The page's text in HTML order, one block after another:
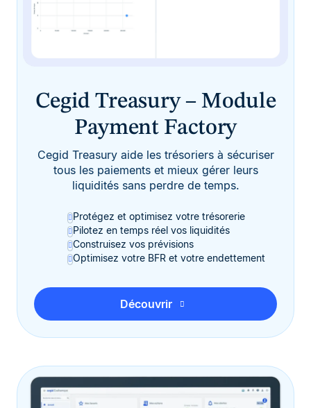
Cegid Treasury – Module
Payment Factory
Cegid Treasury aide les trésoriers à sécuriser
tous les paiements et mieux gérer leurs
liquidités sans perdre de temps.
Protégez et optimisez votre trésorerie
Pilotez en temps réel vos liquidités
Construisez vos prévisions
Optimisez votre BFR et votre endettement
Découvrir